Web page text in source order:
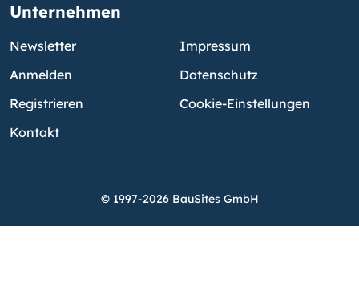
Unternehmen
Newsletter
Anmelden
Registrieren
Kontakt
Impressum
Datenschutz
Cookie-Einstellungen
© 1997-2026 BauSites GmbH